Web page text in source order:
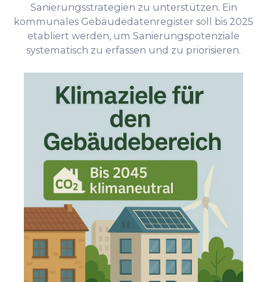
Sanierungsstrategien zu unterstützen. Ein
kommunales Gebäudedatenregister soll bis 2025
etabliert werden, um Sanierungspotenziale
systematisch zu erfassen und zu priorisieren.